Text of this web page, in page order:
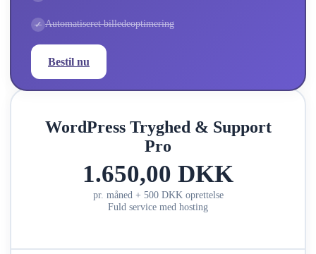
Automatiseret billedeoptimering
Bestil nu
WordPress Tryghed & Support
Pro
1.650,00 DKK
pr. måned + 500 DKK oprettelse
Fuld service med hosting